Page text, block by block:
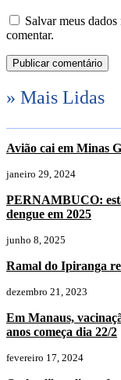
Salvar meus
comentar.
» Mais Lidas
Avião cai em Minas
janeiro 29, 2024
PERNAMBUCO:
dengue em 2025
junho 8, 2025
Ramal do Ipiranga
dezembro 21, 2023
Em Manaus,
anos começa dia 22/2
fevereiro 17, 2024